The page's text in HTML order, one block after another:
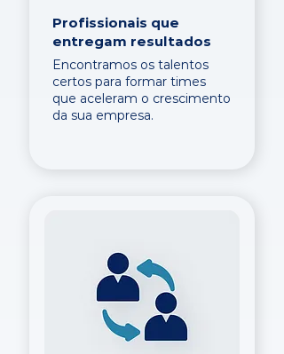
Profissionais que
entregam resultados
Encontramos os talentos
certos para formar times
que aceleram o crescimento
da sua empresa.